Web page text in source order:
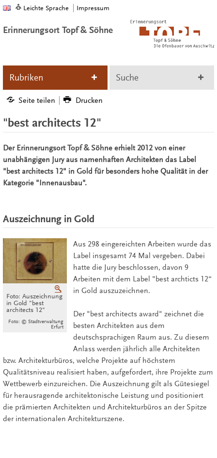
Leichte Sprache Impressum
Erinnerungsort Topf & Söhne
Rubriken Suche
Seite teilen Drucken
"best architects 12"
Der Erinnerungsort Topf & Söhne erhielt 2012 von einer
unabhängigen Jury aus namenhaften Architekten das Label
"best architects 12" in Gold für besonders hohe Qualität in der
Kategorie "Innenausbau".
Auszeichnung in Gold
Vergrößern
Foto: Auszeichnung
in Gold "best
architects 12"
Foto: © Stadtverwaltung
Erfurt
Aus 298 eingereichten Arbeiten wurde das
Label insgesamt 74 Mal vergeben. Dabei
hatte die Jury beschlossen, davon 9
Arbeiten mit dem Label "best archticts 12“
in Gold auszuzeichnen.
Der "best architects award" zeichnet die
besten Architekten aus dem
deutschsprachigen Raum aus. Zu diesem
Anlass werden jährlich alle Architekten
bzw. Architekturbüros, welche Projekte auf höchstem
Qualitätsniveau realisiert haben, aufgefordert, ihre Projekte zum
Wettbewerb einzureichen. Die Auszeichnung gilt als Gütesiegel
für herausragende architektonische Leistung und positioniert
die prämierten Architekten und Architekturbüros an der Spitze
der internationalen Architekturszene.